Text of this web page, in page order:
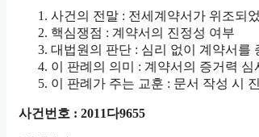
사건의 전말 : 전세계약서가 위조되
핵심쟁점 : 계약서의 진정성 여부
대법원의 판단 : 심리 없이 계약서를
이 판례의 의미 : 계약서의 증거력 심
이 판례가 주는 교훈 : 문서 작성 시
사건번호 : 2011다9655